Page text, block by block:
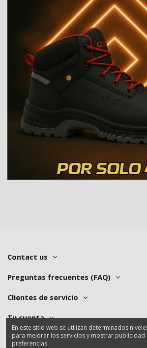
Contact us
Preguntas frecuentes (FAQ)
Clientes de servicio
Tu cuenta
En este sitio web se utilizan determinados
para mejorar los servicios y mostrar publicidad
preferencias